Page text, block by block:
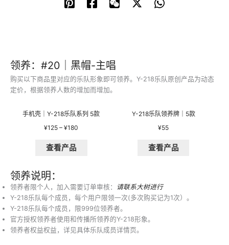
领养： #20｜黑帽-主唱
购买以下商品里对应的乐队形象即可领养。Y-218乐队原创产品为动态
定价，根据领养人数的增加而增加。
手机壳｜Y-218乐队系列 5款
¥125 – ¥180
¥180
查看产品
Y-218乐队领养牌｜5款
¥55
查看产品
领养说明：
领养者限个人，加入需要订单审核：
请联系大树进行
Y-218乐队每个成员，每个用户限领一次(多次购买记为1次）。
Y-218乐队每个成员，限999位领养者。
官方授权领养者使用和传播所领养的Y-218形象。
领养者权益权益，详见具体乐队成员详情页。